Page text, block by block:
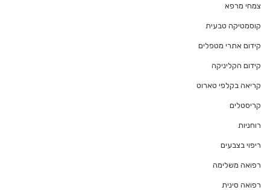
צמחי מרפא
קוסמטיקה טבעית
קידום אתרי מטפלים
קידום הקליניקה
קריאה בקלפי טארוט
קריסטלים
רוחניות
ריפוי בצבעים
רפואה משלימה
רפואה סינית